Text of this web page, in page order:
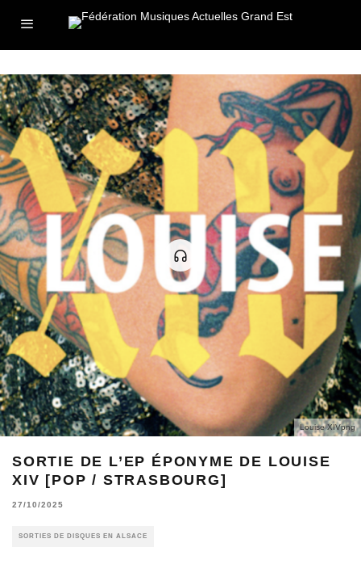
Louise XIVpng
SORTIE DE L’EP ÉPONYME DE LOUISE
XIV [POP / STRASBOURG]
27/10/2025
SORTIES DE DISQUES EN ALSACE